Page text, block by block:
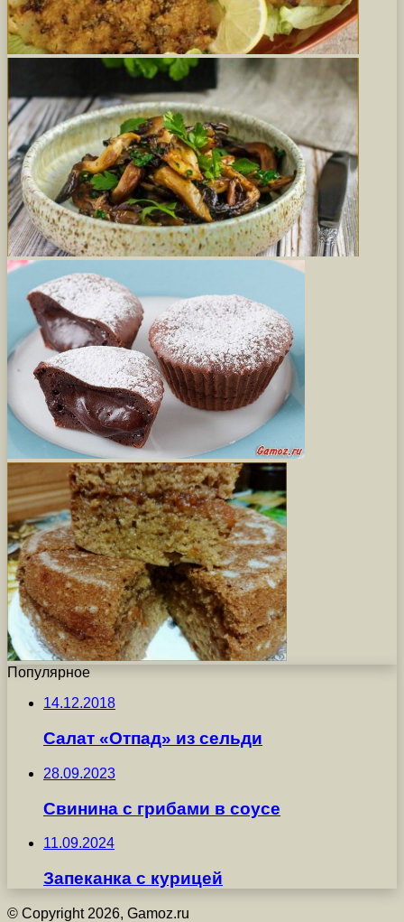
Популярное
14.12.2018
Салат «Отпад» из сельди
28.09.2023
Свинина с грибами в соусе
11.09.2024
Запеканка с курицей
© Copyright 2026, Gamoz.ru